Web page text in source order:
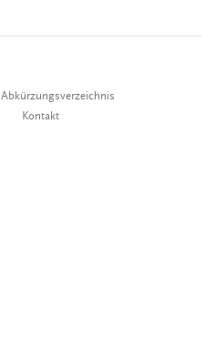
Abkürzungsverzeichnis
Kontakt